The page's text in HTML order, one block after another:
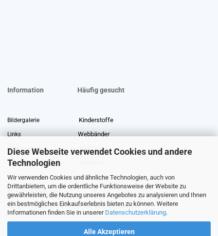
Diese Webseite verwendet Cookies und andere
Technologien
Wir verwenden Cookies und ähnliche Technologien, auch von
Drittanbietern, um die ordentliche Funktionsweise der Website zu
gewährleisten, die Nutzung unseres Angebotes zu analysieren und Ihnen
ein bestmögliches Einkaufserlebnis bieten zu können. Weitere
Informationen finden Sie in unserer Datenschutzerklärung.
Alle Akzeptieren
Information Häufig gesucht
Bildergalerie Kinderstoffe
Links Webbänder
Stoffe Lexikon Stoffreste
Über uns
Gewerberabatt Meterware
Stoffe auf Rechnung
Information zur Echtheit von Kundenbewertungen